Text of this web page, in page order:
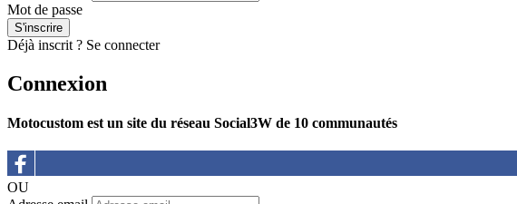
Mot de passe
Déjà inscrit ? Se connecter
Connexion
Motocustom est un site du réseau Social3W de 10 communautés
OU